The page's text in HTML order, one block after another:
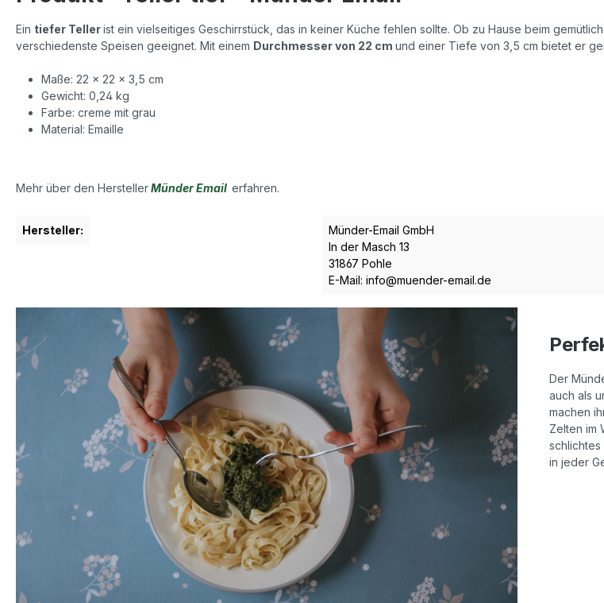
Ein tiefer Tellerist ein vielseitiges Geschirrstück, das in keiner Küche fehlen sollte. Ob zu Hause beim
verschiedenste Speisen geeignet. Mit einem Durchmesser von 22 cm und einer Tiefe von 3,5 cm bietet er
Maße: 22 x 22 x 3,5 cm
Gewicht: 0,24 kg
Farbe: creme mit grau
Material: Emaille
Mehr über den HerstellerMünder Email erfahren.
Hersteller:
Münder-Email GmbH
In der Masch 13
31867 Pohle
E-Mail: info@muender-email.de
Der
auch als
machen
Zelten im
schlichtes
in jeder